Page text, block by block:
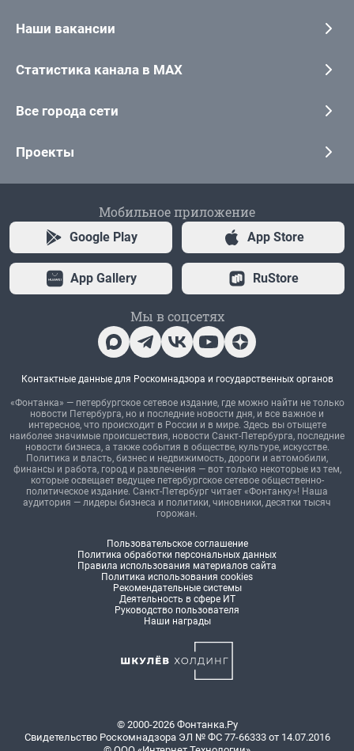
Наши вакансии
Статистика канала в MAX
Все города сети
Проекты
Мобильное приложение
Google Play App Store
App Gallery RuStore
Мы в соцсетях
Контактные данные для Роскомнадзора и государственных органов
«Фонтанка» — петербургское сетевое издание, где можно найти не только
новости Петербурга, но и последние новости дня, и все важное и
интересное, что происходит в России и в мире. Здесь вы отыщете
наиболее значимые происшествия, новости Санкт-Петербурга, последние
новости бизнеса, а также события в обществе, культуре, искусстве.
Политика и власть, бизнес и недвижимость, дороги и автомобили,
финансы и работа, город и развлечения — вот только некоторые из тем,
которые освещает ведущее петербургское сетевое общественно-
политическое издание. Санкт-Петербург читает «Фонтанку»! Наша
аудитория — лидеры бизнеса и политики, чиновники, десятки тысяч
горожан.
Пользовательское соглашение
Политика обработки персональных данных
Правила использования материалов сайта
Политика использования cookies
Рекомендательные системы
Деятельность в сфере ИТ
Руководство пользователя
Наши награды
© 2000-2026 Фонтанка.Ру
Свидетельство Роскомнадзора ЭЛ № ФС 77-66333 от 14.07.2016